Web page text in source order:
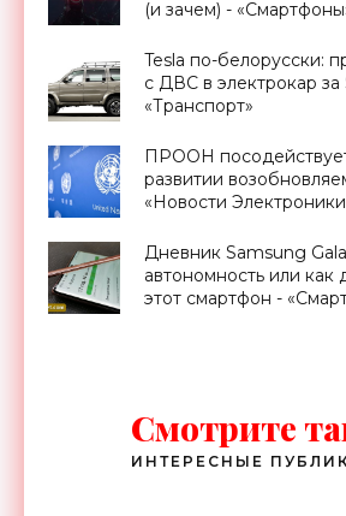
(и зачем) -
Tesla по-белорусски:
с ДВС в электрокар
«Транспорт»
ПРООН
развитии
«Новости
Дневник Samsung
автономность или как
этот смартфон -
Смотрите
ИНТЕРЕСНЫЕ